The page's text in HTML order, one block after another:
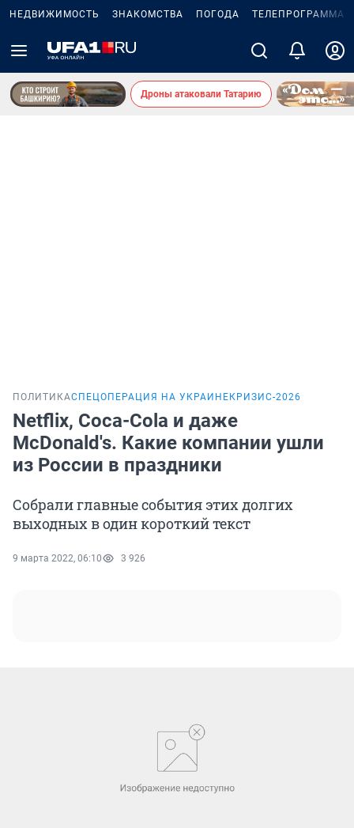
НЕДВИЖИМОСТЬ ЗНАКОМСТВА ПОГОДА ТЕЛЕПРОГРАММА
Дроны атаковали Татарию
ПОЛИТИКАСПЕЦОПЕРАЦИЯ НА УКРАИНЕ КРИЗИС-2026
Netflix, Coca-Cola и даже
McDonald's. Какие компании ушли
из России в праздники
Собрали главные события этих долгих
выходных в один короткий текст
9 марта 2022, 06:10 3 926